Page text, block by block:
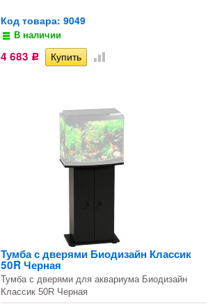
Код товара: 9049
В наличии
4 683 Р
Тумба с дверями Биодизайн Классик
50R Черная
Тумба с дверями для аквариума Биодизайн
Классик 50R Черная